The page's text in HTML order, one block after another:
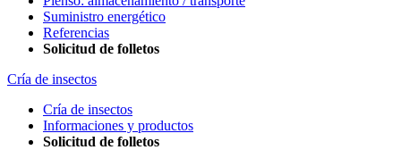
Suministro energético
Referencias
Solicitud de folletos
Cría de insectos
Cría de insectos
Informaciones y productos
Solicitud de folletos